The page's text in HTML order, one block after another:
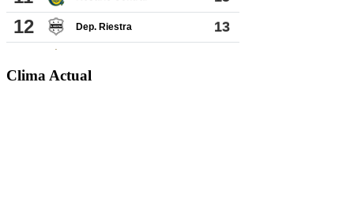
Clima Actual